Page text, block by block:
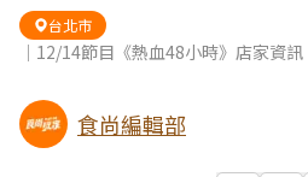
台北市
｜12/14節目《熱血48小時》店家資訊
食尚編輯部